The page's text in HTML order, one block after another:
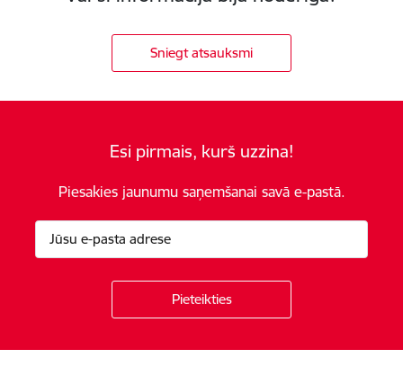
Sniegt atsauksmi
Esi pirmais, kurš uzzina!
Piesakies jaunumu saņemšanai savā e-pastā.